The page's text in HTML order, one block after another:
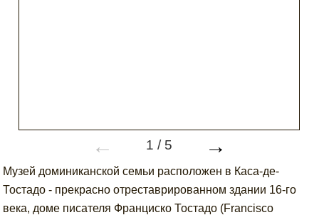
← 1 / 5 →
Музей доминиканской семьи расположен в Каса-де-
Тостадо - прекрасно отреставрированном здании 16-го
века, доме писателя Франциско Тостадо (Francisco